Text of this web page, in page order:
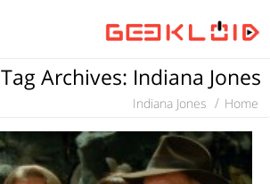
משחקים
Tag Archives: Indiana Jones
Home
Indiana Jones